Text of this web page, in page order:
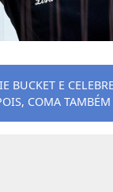
BUCKET E
COMA